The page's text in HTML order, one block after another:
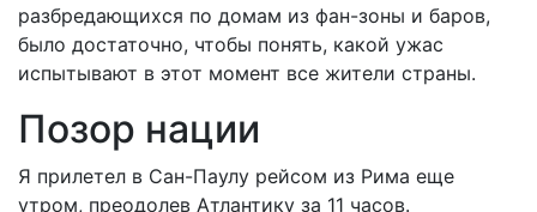
разбредающихся по домам из фан-зоны и баров,
было достаточно, чтобы понять, какой ужас
испытывают в этот момент все жители страны.
Позор нации
Я прилетел в Сан-Паулу рейсом из Рима еще
утром, преодолев Атлантику за 11 часов.